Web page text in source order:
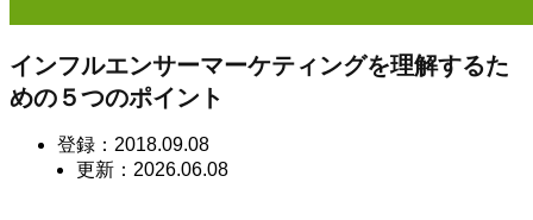
インフルエンサーマーケティングを理解するた
めの５つのポイント
登録： 2018.09.08
更新： 2026.06.08